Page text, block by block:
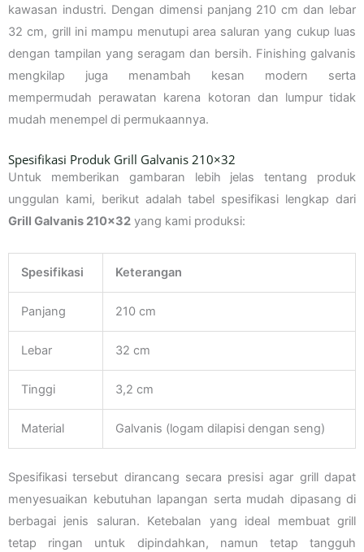
kawasan industri. Dengan dimensi panjang 210 cm dan lebar
32 cm, grill ini mampu menutupi area saluran yang cukup luas
dengan tampilan yang seragam dan bersih. Finishing galvanis
mengkilap juga menambah kesan modern serta
mempermudah perawatan karena kotoran dan lumpur tidak
mudah menempel di permukaannya.
Spesifikasi Produk Grill Galvanis 210×32
Untuk memberikan gambaran lebih jelas tentang produk
unggulan kami, berikut adalah tabel spesifikasi lengkap dari
Grill Galvanis 210×32 yang kami produksi:
Spesifikasi Keterangan
Panjang 210 cm
Lebar 32 cm
Tinggi 3,2 cm
Material Galvanis (logam dilapisi dengan seng)
Spesifikasi tersebut dirancang secara presisi agar grill dapat
menyesuaikan kebutuhan lapangan serta mudah dipasang di
berbagai jenis saluran. Ketebalan yang ideal membuat grill
tetap ringan untuk dipindahkan, namun tetap tangguh